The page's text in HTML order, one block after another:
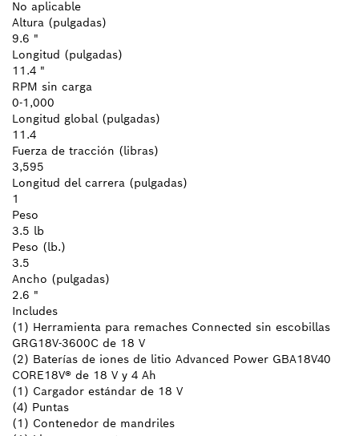
No aplicable
Altura (pulgadas)
9.6 "
Longitud (pulgadas)
11.4 "
RPM sin carga
0-1,000
Longitud global (pulgadas)
11.4
Fuerza de tracción (libras)
3,595
Longitud del carrera (pulgadas)
1
Peso
3.5 lb
Peso (lb.)
3.5
Ancho (pulgadas)
2.6 "
Includes
(1) Herramienta para remaches Connected sin escobillas
GRG18V-3600C de 18 V
(2) Baterías de iones de litio Advanced Power GBA18V40
CORE18V® de 18 V y 4 Ah
(1) Cargador estándar de 18 V
(4) Puntas
(1) Contenedor de mandriles